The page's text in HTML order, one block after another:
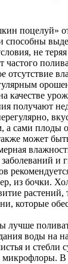
поцелуй»
способны
не
частого
отсутствие
качестве
получают
а сами плоды
может
и
из бочки.
растений,
которые
лучше
воды на
и стебли
микрофлоры. В